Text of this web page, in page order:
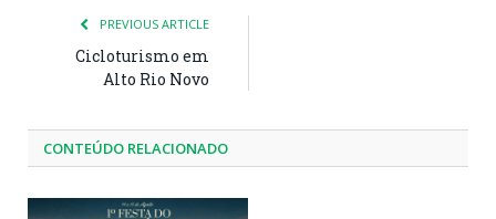
PREVIOUS ARTICLE
Cicloturismo em
Alto Rio Novo
CONTEÚDO RELACIONADO